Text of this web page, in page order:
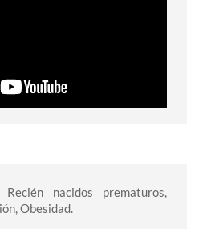
nacidos prematuros,
Obesidad.